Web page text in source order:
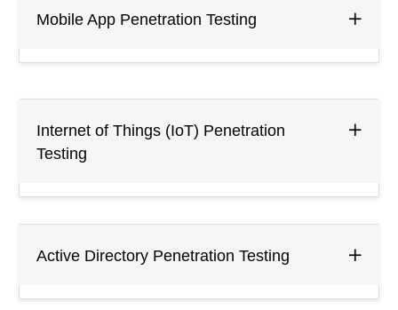
Mobile App Penetration Testing
Internet of Things (IoT) Penetration
Testing
Active Directory Penetration Testing